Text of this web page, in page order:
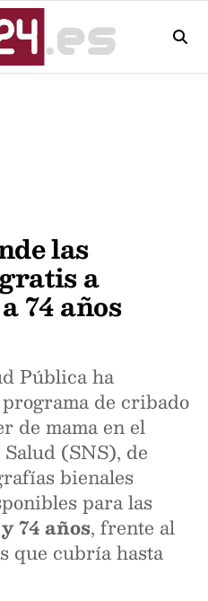
las
a
74 años
Pública ha
de cribado
de mama en el
(SNS), de
bienales
para las
74 años, frente al
que cubría hasta